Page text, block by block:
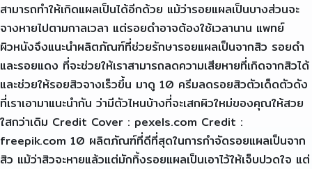
สามารถทำให้เกิดแผลเป็นได้อีกด้วย แม้ว่ารอยแผลเป็นบางส่วนจะ
จางหายไปตามกาลเวลา แต่รอยดำอาจต้องใช้เวลานาน แพทย์
ผิวหนังจึงแนะนำผลิตภัณฑ์ที่ช่วยรักษารอยแผลเป็นจากสิว รอยดำ
และรอยแดง ที่จะช่วยให้เราสามารถลดความเสียหายที่เกิดจากสิวได้
และช่วยให้รอยสิวจางเร็วขึ้น มาดู 10 ครีมลดรอยสิวตัวเด็ดตัวดัง
ที่เราเอามาแนะนำกัน ว่ามีตัวไหนบ้างที่จะเสกผิวใหม่ของคุณให้สวย
ใสกว่าเดิม Credit Cover : pexels.com Credit :
freepik.com 10 ผลิตภัณฑ์ที่ดีที่สุดในการกำจัดรอยแผลเป็นจาก
สิว แม้ว่าสิวจะหายแล้วแต่มักทิ้งรอยแผลเป็นเอาไว้ให้เจ็บปวดใจ แต่